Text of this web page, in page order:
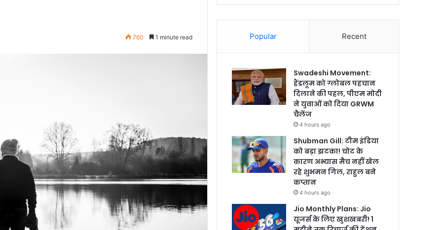
760 1 minute read Popular Recent
Swadeshi Movement:
हैंडलूम को ग्लोबल पहचान
दिलाने की पहल, पीएम मोदी
ने युवाओं को दिया GRWM
चैलेंज
4 hours ago
Shubman Gill: टीम इंडिया
को बड़ा झटका! चोट के
कारण अभ्यास मैच नहीं खेल
रहे शुभमन गिल, राहुल बने
कप्तान
4 hours ago
Jio Monthly Plans: Jio
यूजर्स के लिए खुशखबरी! 1